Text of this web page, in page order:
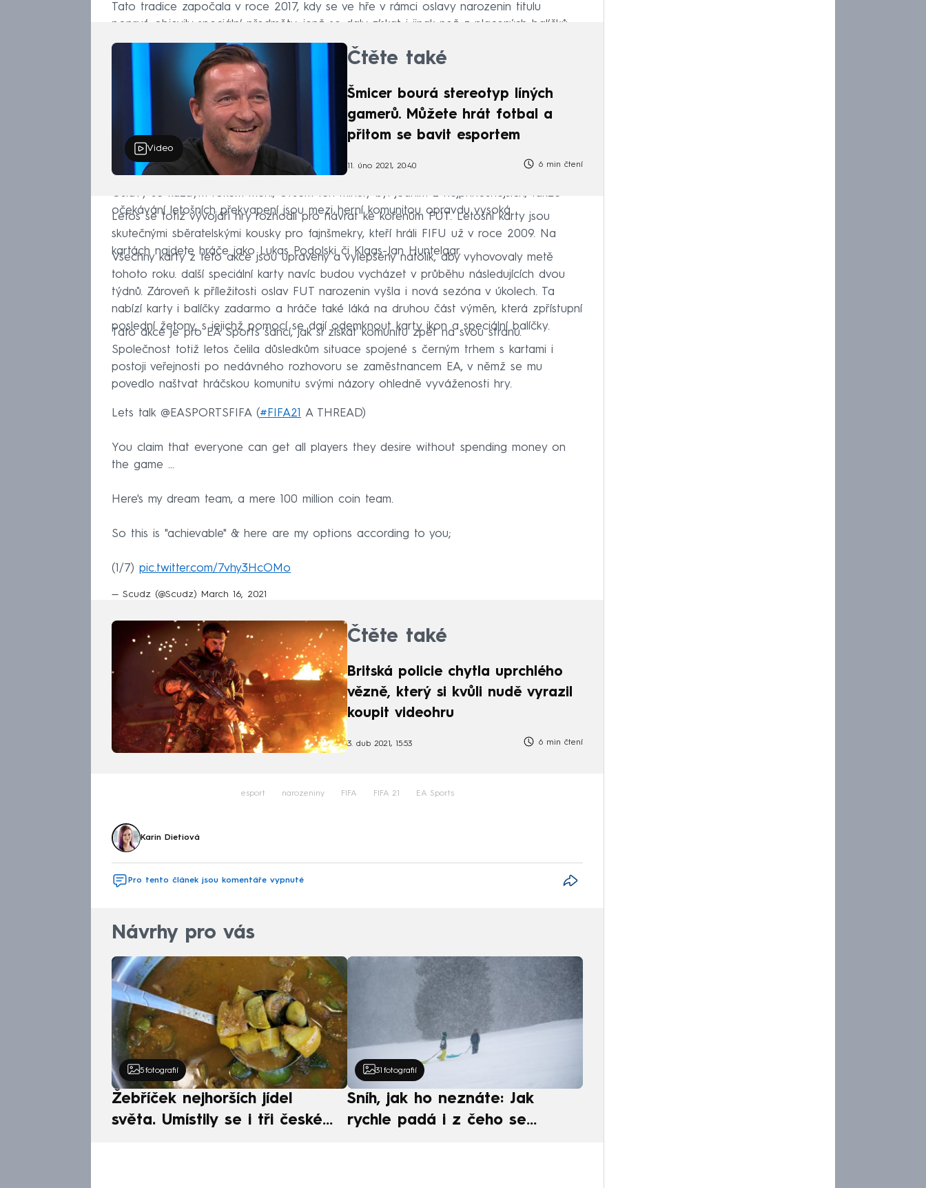
Tato tradice započala v roce 2017, kdy se ve hře v rámci oslavy narozenin titulu
poprvé objevily speciální předměty, jenž se daly získat i jinak než z placených balíčků.
Video
Čtěte také
Šmicer bourá stereotyp líných
gamerů. Můžete hrát fotbal a
přitom se bavit esportem
11. úno 2021, 20:40 6 min čtení
Oslavy se každým rokem mění, ovšem ten minulý byl jedním z nejpřínosnějších, takže
očekávání letošních překvapení jsou mezi herní komunitou opravdu vysoká.
Letos se totiž vývojáři hry rozhodli pro návrat ke kořenům FUT. Letošní karty jsou
skutečnými sběratelskými kousky pro fajnšmekry, kteří hráli FIFU už v roce 2009. Na
kartách najdete hráče jako Lukas Podolski či Klaas-Jan Huntelaar.
Všechny karty z této akce jsou upraveny a vylepšeny natolik, aby vyhovovaly metě
tohoto roku. další speciální karty navíc budou vycházet v průběhu následujících dvou
týdnů. Zároveň k příležitosti oslav FUT narozenin vyšla i nová sezóna v úkolech. Ta
nabízí karty i balíčky zadarmo a hráče také láká na druhou část výměn, která zpřístupní
poslední žetony, s jejichž pomocí se dají odemknout karty ikon a speciální balíčky.
Tato akce je pro EA Sports šancí, jak si získat komunitu zpět na svou stranu.
Společnost totiž letos čelila důsledkům situace spojené s černým trhem s kartami i
postoji veřejnosti po nedávného rozhovoru se zaměstnancem EA, v němž se mu
povedlo naštvat hráčskou komunitu svými názory ohledně vyváženosti hry.
Lets talk @EASPORTSFIFA (#FIFA21 A THREAD)
You claim that everyone can get all players they desire without spending money on
the game ...
Here's my dream team, a mere 100 million coin team.
So this is "achievable" & here are my options according to you;
(1/7) pic.twitter.com/7vhy3HcOMo
— Scudz (@Scudz) March 16, 2021
Čtěte také
Britská policie chytla uprchlého
vězně, který si kvůli nudě vyrazil
koupit videohru
3. dub 2021, 15:53 6 min čtení
esport narozeniny FIFA FIFA 21 EA Sports
Karin Dietiová
Pro tento článek jsou komentáře vypnuté
Návrhy pro vás
5 fotografií
Žebříček nejhorších jídel
světa. Umístily se i tři české
31 fotografií
Sníh, jak ho neznáte: Jak
rychle padá i z čeho se